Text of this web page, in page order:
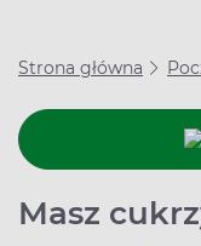
Strona główna
Masz